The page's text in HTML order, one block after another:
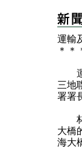
運輸
＊
＊
運
三地
署署
林
大橋
海大